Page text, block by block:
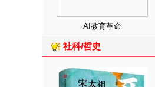
AI教育革命
社科/哲史